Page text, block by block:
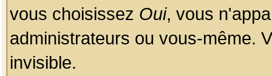
vous choisissez Oui, vous
administrateurs ou vous-même.
invisible.